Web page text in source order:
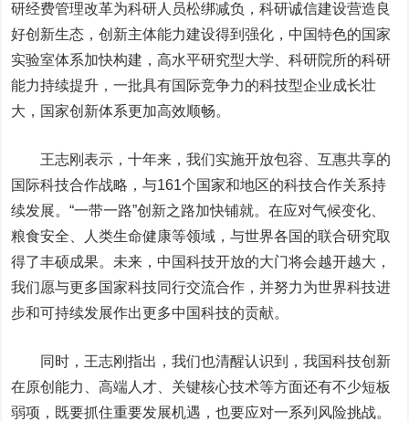
研经费管理改革为科研人员松绑减负，科研诚信建设营造良
好创新生态，创新主体能力建设得到强化，中国特色的国家
实验室体系加快构建，高水平研究型大学、科研院所的科研
能力持续提升，一批具有国际竞争力的科技型企业成长壮
大，国家创新体系更加高效顺畅。
王志刚表示，十年来，我们实施开放包容、互惠共享的
国际科技合作战略，与161个国家和地区的科技合作关系持
续发展。“一带一路”创新之路加快铺就。在应对气候变化、
粮食安全、人类生命健康等领域，与世界各国的联合研究取
得了丰硕成果。未来，中国科技开放的大门将会越开越大，
我们愿与更多国家科技同行交流合作，并努力为世界科技进
步和可持续发展作出更多中国科技的贡献。
同时，王志刚指出，我们也清醒认识到，我国科技创新
在原创能力、高端人才、关键核心技术等方面还有不少短板
弱项，既要抓住重要发展机遇，也要应对一系列风险挑战。